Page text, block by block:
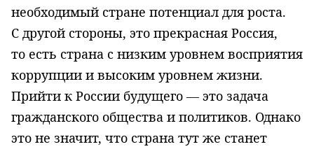
необходимый стране потенциал для роста.
С другой стороны, это прекрасная Россия,
то есть страна с низким уровнем восприятия
коррупции и высоким уровнем жизни.
Прийти к России будущего — это задача
гражданского общества и политиков. Однако
это не значит, что страна тут же станет